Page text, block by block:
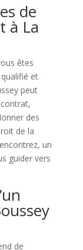
de
à La
êtes
qualifié et
peut
des
de la
un
guider vers
de